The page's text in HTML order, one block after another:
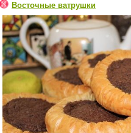
Восточные ватрушки